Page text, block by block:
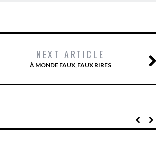
NEXT ARTICLE
À MONDE FAUX, FAUX RIRES